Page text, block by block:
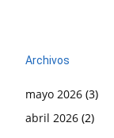
Archivos
mayo 2026 (3)
abril 2026 (2)